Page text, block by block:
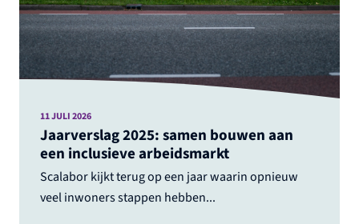
Jaarverslag 2025: samen bouwen aan
een inclusieve arbeidsmarkt
Scalabor kijkt terug op een jaar waarin opnieuw
veel inwoners stappen hebben...
11 JULI 2026